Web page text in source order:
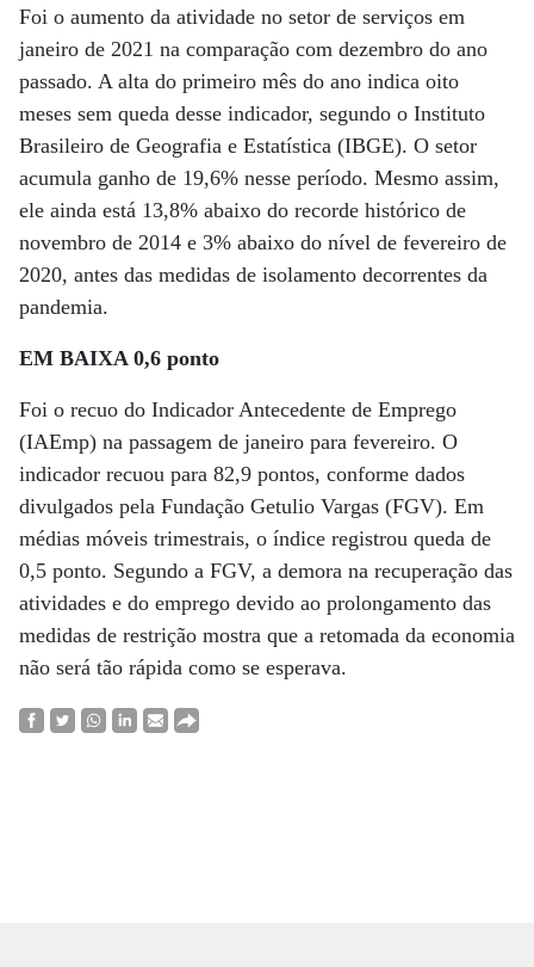
Foi o aumento da atividade no setor de serviços em
janeiro de 2021 na comparação com dezembro do ano
passado. A alta do primeiro mês do ano indica oito
meses sem queda desse indicador, segundo o Instituto
Brasileiro de Geografia e Estatística (IBGE). O setor
acumula ganho de 19,6% nesse período. Mesmo assim,
ele ainda está 13,8% abaixo do recorde histórico de
novembro de 2014 e 3% abaixo do nível de fevereiro de
2020, antes das medidas de isolamento decorrentes da
pandemia.
EM BAIXA 0,6 ponto
Foi o recuo do Indicador Antecedente de Emprego
(IAEmp) na passagem de janeiro para fevereiro. O
indicador recuou para 82,9 pontos, conforme dados
divulgados pela Fundação Getulio Vargas (FGV). Em
médias móveis trimestrais, o índice registrou queda de
0,5 ponto. Segundo a FGV, a demora na recuperação das
atividades e do emprego devido ao prolongamento das
medidas de restrição mostra que a retomada da economia
não será tão rápida como se esperava.